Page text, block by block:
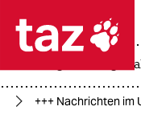

+++ Nachrichten im